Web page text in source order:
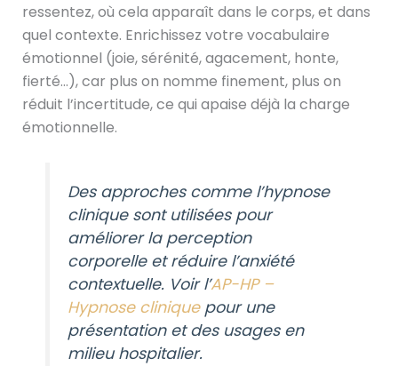
ressentez, où cela apparaît dans le corps, et dans
quel contexte. Enrichissez votre vocabulaire
émotionnel (joie, sérénité, agacement, honte,
fierté…), car plus on nomme finement, plus on
réduit l’incertitude, ce qui apaise déjà la charge
émotionnelle.
Des approches comme l’hypnose
clinique sont utilisées pour
améliorer la perception
corporelle et réduire l’anxiété
contextuelle. Voir l’AP-HP –
Hypnose cliniquepour une
présentation et des usages en
milieu hospitalier.